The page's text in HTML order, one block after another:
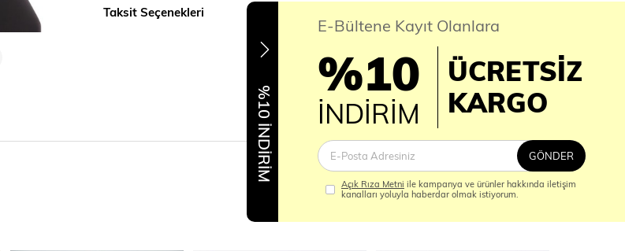
Taksit Seçenekleri
%10 İNDİRİM
E-Bültene Kayıt Olanlara
%10
İNDİRİM
ÜCRETSİZ
KARGO
GÖNDER
Açık Rıza Metni ile kampanya ve ürünler hakkında iletişim
kanalları yoluyla haberdar olmak istiyorum.